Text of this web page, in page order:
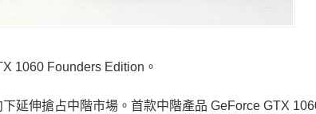
1060 Founders Edition。
延伸搶占中階市場。首款中階產品 GeForce GTX